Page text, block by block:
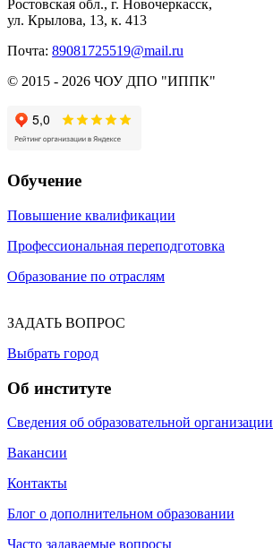
Ростовская обл., г. Новочеркасск,
ул. Крылова, 13, к. 413
Почта: 89081725519@mail.ru
© 2015 - 2026 ЧОУ ДПО "ИППК"
Обучение
Повышение квалификации
Профессиональная переподготовка
Образование по отраслям
ЗАДАТЬ ВОПРОС
Выбрать город
Об институте
Сведения об образовательной организации
Вакансии
Контакты
Блог о дополнительном образовании
Часто задаваемые вопросы